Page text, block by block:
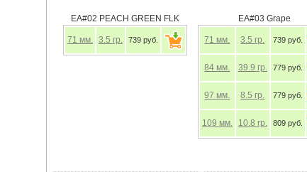
EA#02 PEACH GREEN FLK
71 мм. 3.5 гр. 739 руб.
EA#03 Grape
71 мм. 3.5 гр. 739 руб.
84 мм. 39.9 гр. 779 руб.
97 мм. 8.5 гр. 779 руб.
109 мм. 10.8 гр. 809 руб.